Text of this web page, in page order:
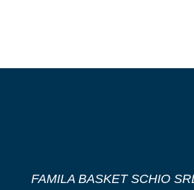
FAMILA BASKET SCHIO